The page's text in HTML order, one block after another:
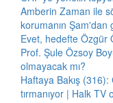
Amberin Zaman ile
korumanın Şam'dan
Evet, hedefte Özgür
Prof. Şule Özsoy
olmayacak mı?
Haftaya Bakış (316):
tırmanıyor | Halk TV